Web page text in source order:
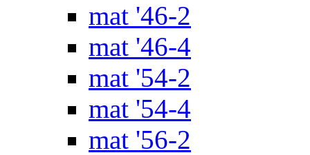
mat '46-2
mat '46-4
mat '54-2
mat '54-4
mat '56-2